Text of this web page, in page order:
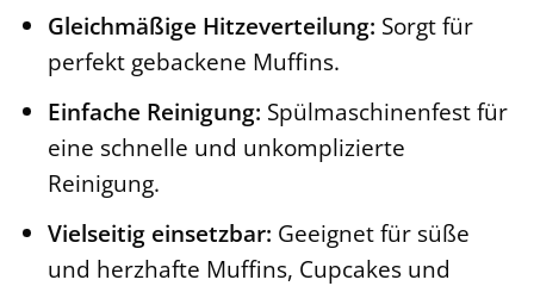
Gleichmäßige Hitzeverteilung: Sorgt für
perfekt gebackene Muffins.
Einfache Reinigung: Spülmaschinenfest für
eine schnelle und unkomplizierte
Reinigung.
Vielseitig einsetzbar: Geeignet für süße
und herzhafte Muffins, Cupcakes und